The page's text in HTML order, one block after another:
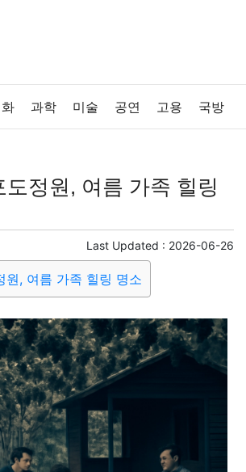
과학 미술 공연 고용 국방
방송 일상 주식 암호화폐
반려동물 패션 미용
요리 상품리뷰 원예
사진 대출 자동차 취미 여행
기술 종교 사회 건강
마케팅 부동산
타
정원, 여름 가족 힐링
Last Updated : 2026-06-26
원, 여름 가족 힐링 명소